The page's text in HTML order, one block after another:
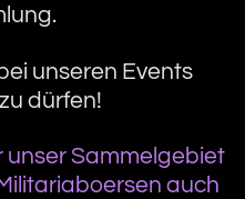
unseren Events
dürfen!
unser Sammelgebiet
auch